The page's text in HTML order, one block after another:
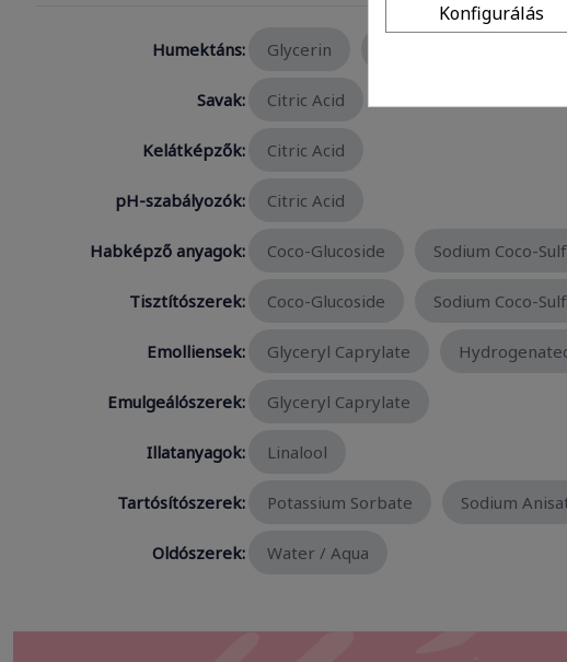
Humektáns: Glycerin
Savak: Citric Acid
Kelátképzők: Citric Acid
pH-szabályozók: Citric Acid
Habképző anyagok: Coco-Glucoside Sodium Coco-
Tisztítószerek: Coco-Glucoside Sodium Coco-
Emolliensek: Glyceryl Caprylate
Emulgeálószerek: Glyceryl Caprylate
Illatanyagok: Linalool
Tartósítószerek: Potassium Sorbate Sodium
Oldószerek: Water / Aqua
Konfigurálás